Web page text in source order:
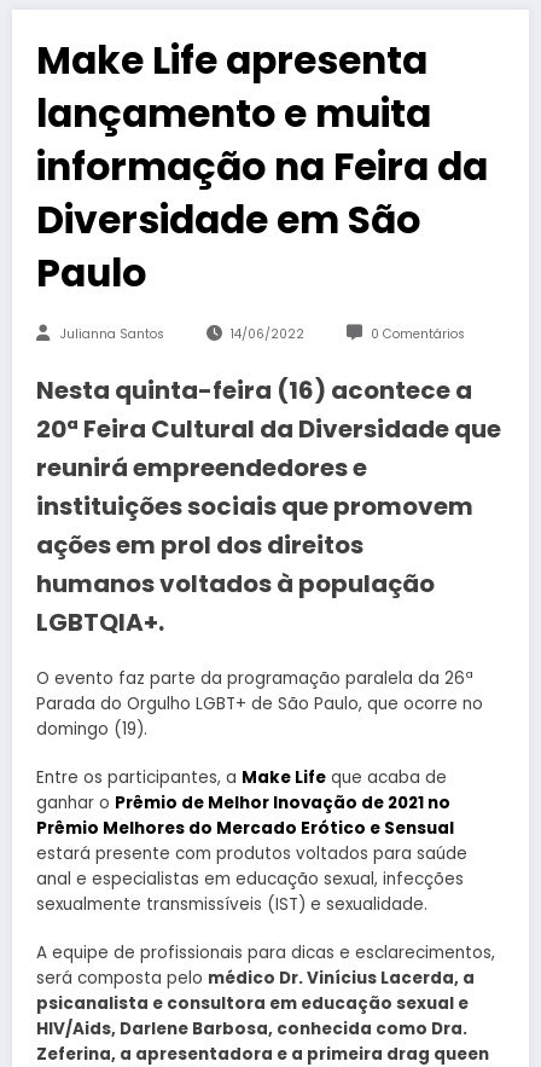
Make Life apresenta
lançamento e muita
informação na Feira da
Diversidade em São
Paulo
Julianna Santos 14/06/2022 0 Comentários
Nesta quinta-feira (16) acontece a
20ª Feira Cultural da Diversidade que
reunirá empreendedores e
instituições sociais que promovem
ações em prol dos direitos
humanos voltados à população
LGBTQIA+.
O evento faz parte da programação paralela da 26ª
Parada do Orgulho LGBT+ de São Paulo, que ocorre no
domingo (19).
Entre os participantes, a Make Life que acaba de
ganhar o Prêmio de Melhor Inovação de 2021 no
Prêmio Melhores do Mercado Erótico e Sensual
estará presente com produtos voltados para saúde
anal e especialistas em educação sexual, infecções
sexualmente transmissíveis (IST) e sexualidade.
A equipe de profissionais para dicas e esclarecimentos,
será composta pelo médico Dr. Vinícius Lacerda, a
psicanalista e consultora em educação sexual e
HIV/Aids, Darlene Barbosa, conhecida como Dra.
Zeferina, a apresentadora e a primeira drag queen